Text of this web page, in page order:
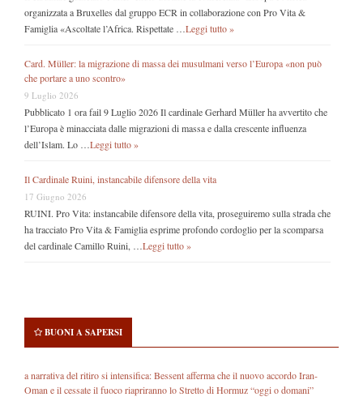
organizzata a Bruxelles dal gruppo ECR in collaborazione con Pro Vita &
Famiglia «Ascoltate l’Africa. Rispettate … Leggi tutto »
Card. Müller: la migrazione di massa dei musulmani verso l’Europa «non può
che portare a uno scontro»
9 Luglio 2026
Pubblicato 1 ora fail 9 Luglio 2026 Il cardinale Gerhard Müller ha avvertito che
l’Europa è minacciata dalle migrazioni di massa e dalla crescente influenza
dell’Islam. Lo … Leggi tutto »
Il Cardinale Ruini, instancabile difensore della vita
17 Giugno 2026
RUINI. Pro Vita: instancabile difensore della vita, proseguiremo sulla strada che
ha tracciato Pro Vita & Famiglia esprime profondo cordoglio per la scomparsa
del cardinale Camillo Ruini, … Leggi tutto »
BUONI A SAPERSI
a narrativa del ritiro si intensifica: Bessent afferma che il nuovo accordo Iran-
Oman e il cessate il fuoco riapriranno lo Stretto di Hormuz “oggi o domani”